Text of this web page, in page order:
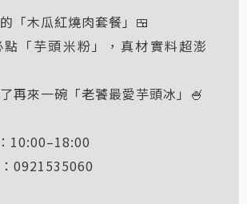
「木瓜紅燒肉套餐」🍱
「芋頭米粉」，真材實料超澎
再來一碗「老饕最愛芋頭冰」🍧
10:00–18:00
0921535060